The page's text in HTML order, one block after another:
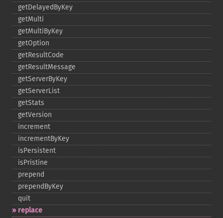
getDelayedByKey
getMulti
getMultiByKey
getOption
getResultCode
getResultMessage
getServerByKey
getServerList
getStats
getVersion
increment
incrementByKey
isPersistent
isPristine
prepend
prependByKey
quit
replace